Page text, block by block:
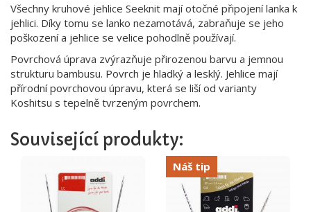
Všechny kruhové jehlice Seeknit mají otočné připojení lanka k
jehlici. Díky tomu se lanko nezamotává, zabraňuje se jeho
poškození a jehlice se velice pohodlně používají.
Povrchová úprava zvýrazňuje přirozenou barvu a jemnou
strukturu bambusu. Povrch je hladký a lesklý. Jehlice mají
přírodní povrchovou úpravu, která se liší od varianty
Koshitsu s tepelně tvrzeným povrchem.
Související produkty:
Náš tip